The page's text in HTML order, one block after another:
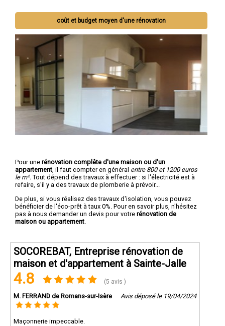
coût et budget moyen d'une rénovation
Pour une rénovation complête d'une maison ou d'un
appartement , il faut compter en général entre 800 et 1200 euros
le m². Tout dépend des travaux à effectuer : si l'électricité est à
refaire, s'il y a des travaux de plomberie à prévoir...
De plus, si vous réalisez des travaux d'isolation, vous pouvez
bénéficier de l'éco-prêt à taux 0%. Pour en savoir plus, n'hésitez
pas à nous demander un devis pour votre rénovation de
maison ou appartement
SOCOREBAT, Entreprise rénovation de
maison et d'appartement à Sainte-Jalle
4.8 (5 avis )
M. FERRAND de Romans-sur-Isère Avis déposé le 19/04/2024
Maçonnerie impeccable.